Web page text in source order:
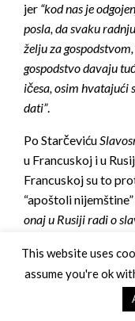
jer “kod nas je
posla, da svaku
želju za
gospodstvo davaju
ičesa, osim hvatajući
dati”.
Po Starčeviću
u Francuskoj i u
Francuskoj su to
“apoštoli
onaj u Rusiji radi o
oJugoslaviji, oSrbiji,
na str. 16.,
katoličkih
This website uses
assume you're ok